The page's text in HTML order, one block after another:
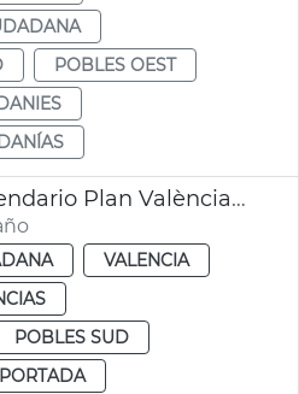
POBLES OEST
Presentación calendario Plan València Más Segura
VALENCIA
POBLES SUD